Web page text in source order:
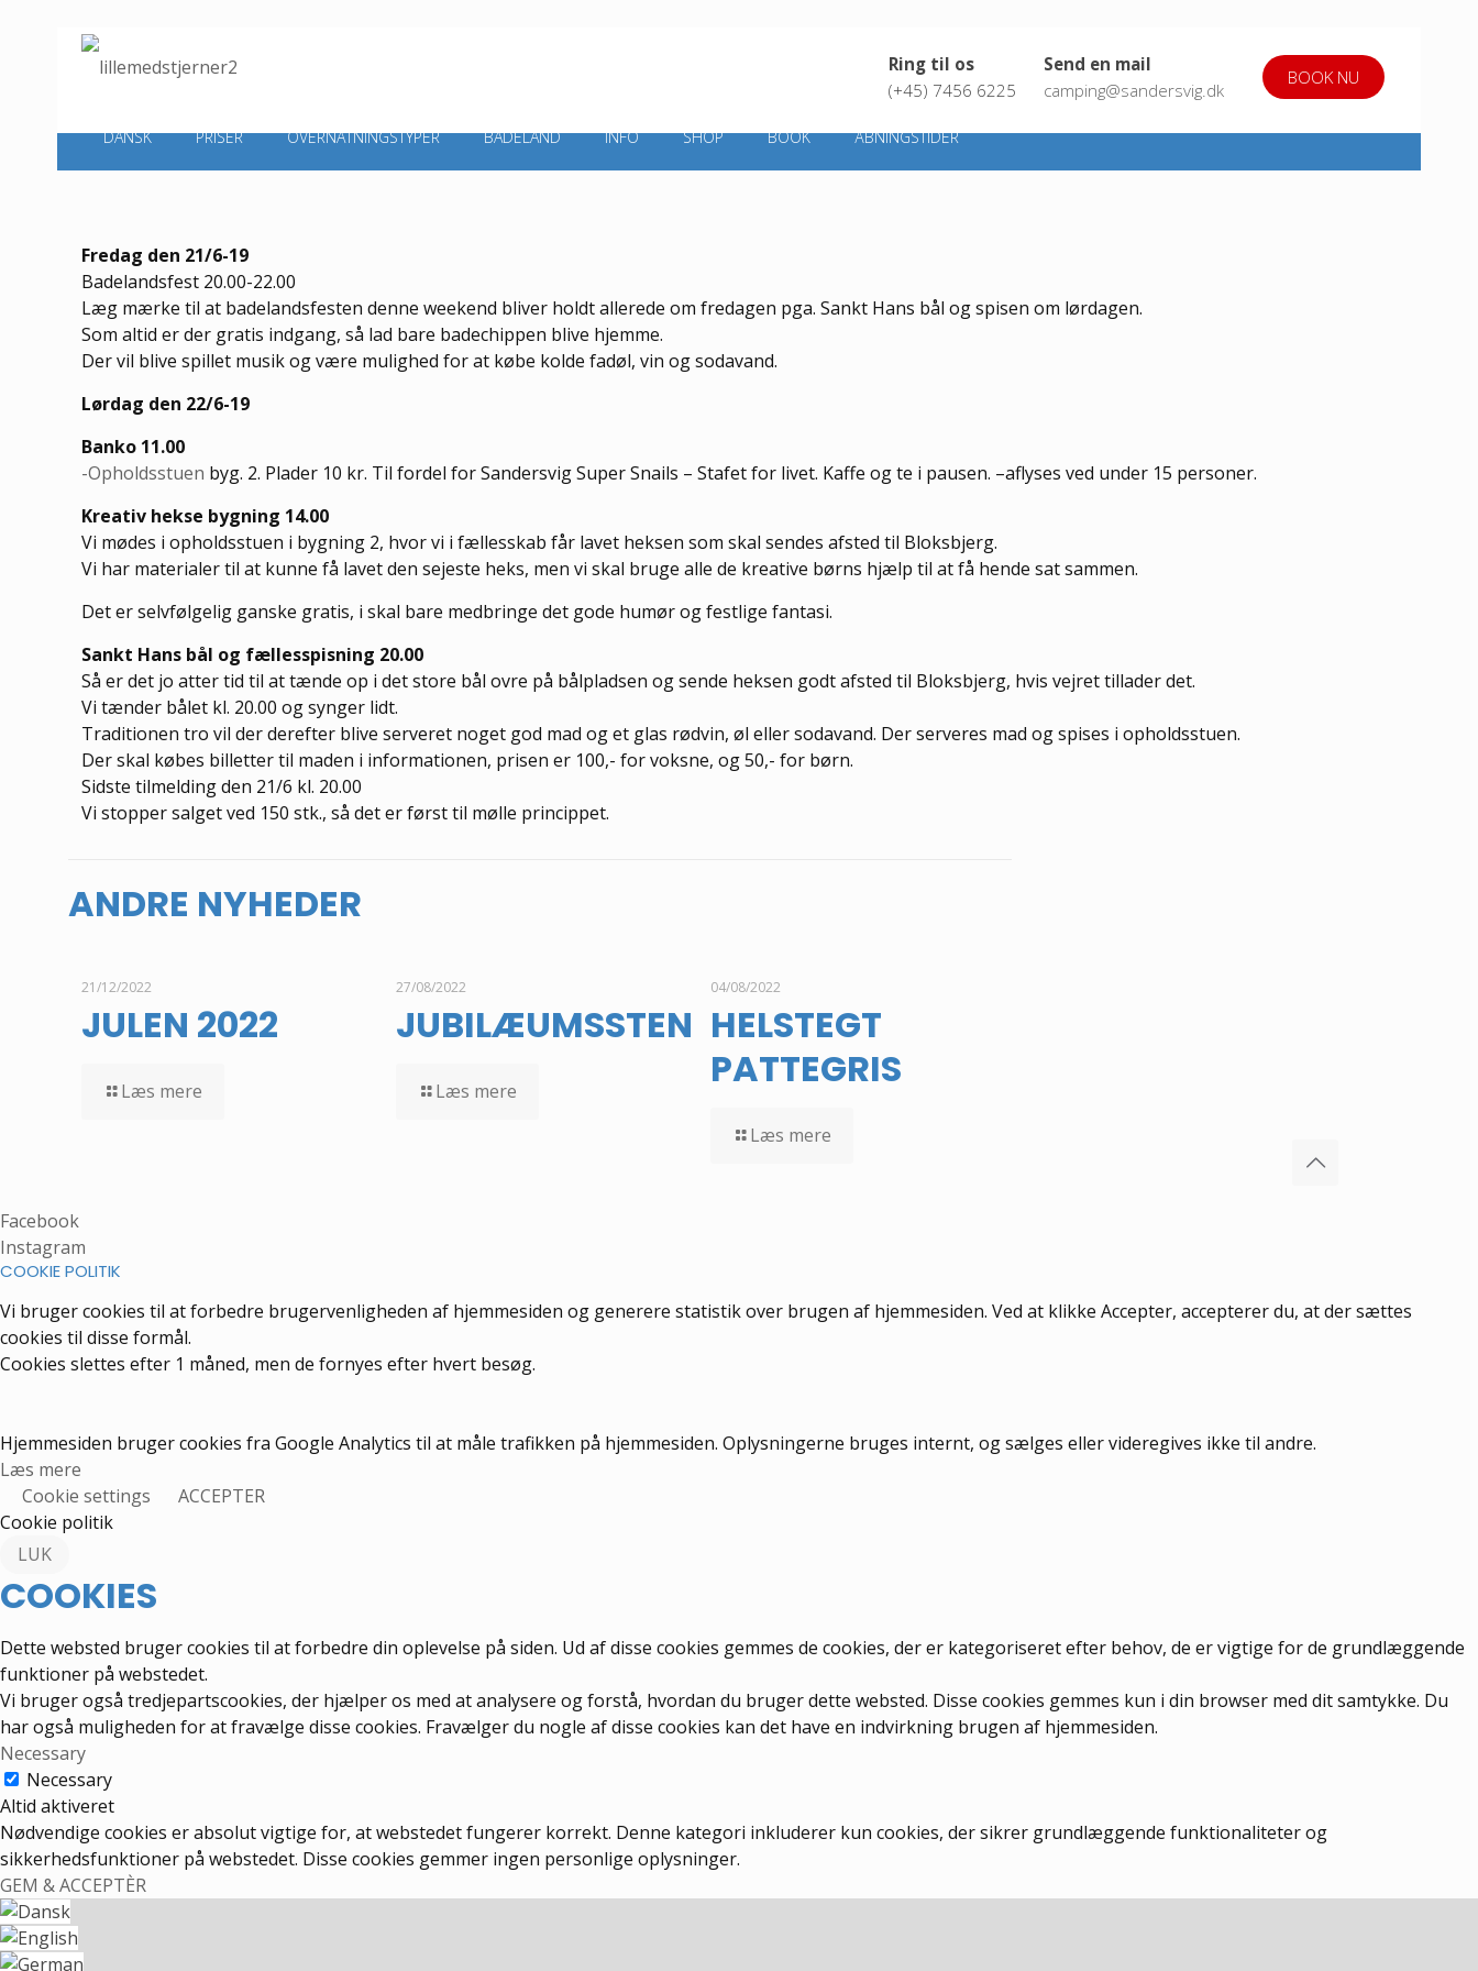
DANSK PRISER OVERNATNINGSTYPER BADELAND INFO SHOP BOOK ÅBNINGSTIDER
Ring til os
(+45) 7456 6225
Send en mail
camping@sandersvig.dk
BOOK NU
Fredag den 21/6-19
Badelandsfest 20.00-22.00
Læg mærke til at badelandsfesten denne weekend bliver holdt allerede om fredagen pga. Sankt Hans bål og spisen om lørdagen.
Som altid er der gratis indgang, så lad bare badechippen blive hjemme.
Der vil blive spillet musik og være mulighed for at købe kolde fadøl, vin og sodavand.
Lørdag den 22/6-19
Banko 11.00
-Opholdsstuen byg. 2. Plader 10 kr. Til fordel for Sandersvig Super Snails – Stafet for livet. Kaffe og te i pausen. –aflyses ved under 15 personer.
Kreativ hekse bygning 14.00
Vi mødes i opholdsstuen i bygning 2, hvor vi i fællesskab får lavet heksen som skal sendes afsted til Bloksbjerg.
Vi har materialer til at kunne få lavet den sejeste heks, men vi skal bruge alle de kreative børns hjælp til at få hende sat sammen.
Det er selvfølgelig ganske gratis, i skal bare medbringe det gode humør og festlige fantasi.
Sankt Hans bål og fællesspisning 20.00
Så er det jo atter tid til at tænde op i det store bål ovre på bålpladsen og sende heksen godt afsted til Bloksbjerg, hvis vejret tillader det.
Vi tænder bålet kl. 20.00 og synger lidt.
Traditionen tro vil der derefter blive serveret noget god mad og et glas rødvin, øl eller sodavand. Der serveres mad og spises i opholdsstuen.
Der skal købes billetter til maden i informationen, prisen er 100,- for voksne, og 50,- for børn.
Sidste tilmelding den 21/6 kl. 20.00
Vi stopper salget ved 150 stk., så det er først til mølle princippet.
ANDRE NYHEDER
21/12/2022
JULEN 2022
Læs mere
27/08/2022
JUBILÆUMSSTEN
Læs mere
04/08/2022
HELSTEGT
PATTEGRIS
Læs mere
Facebook
Instagram
COOKIE POLITIK
Vi bruger cookies til at forbedre brugervenligheden af hjemmesiden og generere statistik over brugen af hjemmesiden. Ved at klikke Accepter, accepterer du, at der sættes
cookies til disse formål.
Cookies slettes efter 1 måned, men de fornyes efter hvert besøg.
Hjemmesiden bruger cookies fra Google Analytics til at måle trafikken på hjemmesiden. Oplysningerne bruges internt, og sælges eller videregives ikke til andre.
Læs mere
Cookie settings
ACCEPTER
Cookie politik
LUK
COOKIES
Dette websted bruger cookies til at forbedre din oplevelse på siden. Ud af disse cookies gemmes de cookies, der er kategoriseret efter behov, de er vigtige for de grundlæggende
funktioner på webstedet.
Vi bruger også tredjepartscookies, der hjælper os med at analysere og forstå, hvordan du bruger dette websted. Disse cookies gemmes kun i din browser med dit samtykke. Du
har også muligheden for at fravælge disse cookies. Fravælger du nogle af disse cookies kan det have en indvirkning brugen af hjemmesiden.
Necessary
Necessary
Altid aktiveret
Nødvendige cookies er absolut vigtige for, at webstedet fungerer korrekt. Denne kategori inkluderer kun cookies, der sikrer grundlæggende funktionaliteter og
sikkerhedsfunktioner på webstedet. Disse cookies gemmer ingen personlige oplysninger.
GEM & ACCEPTÈR